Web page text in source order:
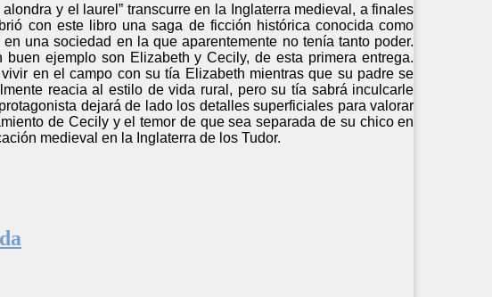
y el laurel” transcurre en la Inglaterra medieval, a finales
con este libro una saga de ficción histórica conocida como
una sociedad en la que aparentemente no tenía tanto poder.
ejemplo son Elizabeth y Cecily, de esta primera entrega.
en el campo con su tía Elizabeth mientras que su padre se
reacia al estilo de vida rural, pero su tía sabrá inculcarle
dejará de lado los detalles superficiales para valorar
de Cecily y el temor de que sea separada de su chico en
medieval en la Inglaterra de los Tudor.